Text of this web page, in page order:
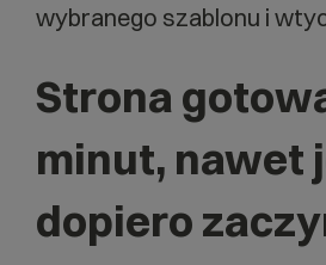
wybranego szablonu i
Strona
minut, nawet
dopiero